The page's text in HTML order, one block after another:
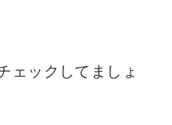
ェックしてましょ